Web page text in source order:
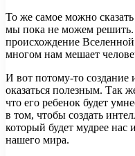
То же самое можно
мы пока не можем
происхождение
многом нам мешает
И вот потому-то создание
оказаться полезным. Так
что его ребенок будет
в том, чтобы создать
который будет мудрее
нашего мира.